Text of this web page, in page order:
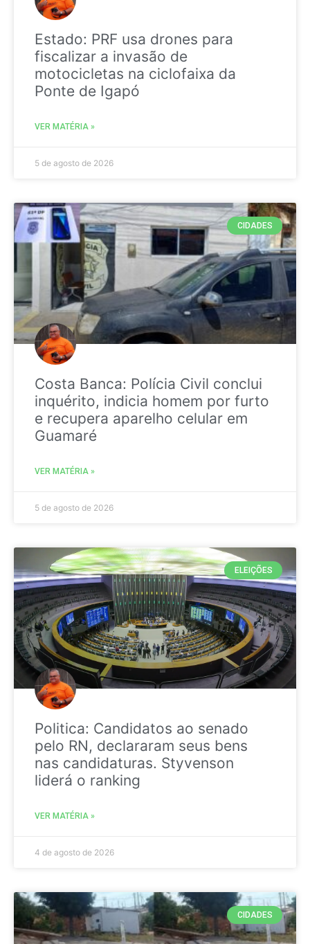
Estado: PRF usa drones para
fiscalizar a invasão de
motocicletas na ciclofaixa da
Ponte de Igapó
VER MATÉRIA »
5 de agosto de 2026
CIDADES
Costa Banca: Polícia Civil conclui
inquérito, indicia homem por furto
e recupera aparelho celular em
Guamaré
VER MATÉRIA »
5 de agosto de 2026
ELEIÇÕES
Politica: Candidatos ao senado
pelo RN, declararam seus bens
nas candidaturas. Styvenson
liderá o ranking
VER MATÉRIA »
4 de agosto de 2026
CIDADES